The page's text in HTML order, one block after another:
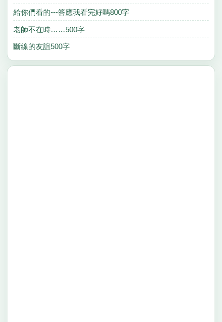
給你們看的---答應我看完好嗎800字
老師不在時……500字
斷線的友誼500字